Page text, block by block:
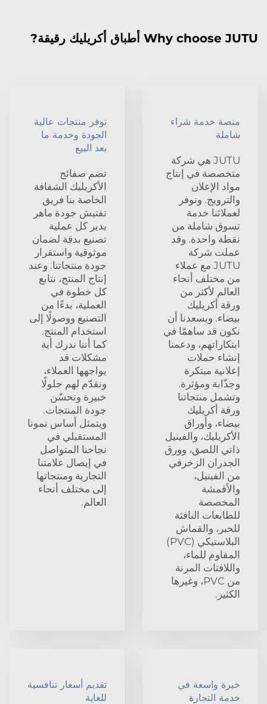
Why choose JUTU أطباق أكريليك رقيقة?
منصة خدمة شراء
شاملة
JUTU هي شركة
متخصصة في إنتاج
مواد الإعلان
والترويج. ونوفر
لعملائنا خدمة
تسوق شاملة من
نقطة واحدة. وقد
عملت شركة
JUTU مع عملاء
من مختلف أنحاء
العالم لأكثر من
ورقة أكريليك
بيضاء. ويسعدنا أن
نكون قد ساهمّا في
ابتكاراتهم، ودعمنا
إنشاء حملات
إعلانية مبتكرة
وجذّابة ومؤثرة.
وتشمل منتجاتنا
ورقة أكريليك
بيضاء، وأوراق
الأكريليك، والفينيل
ذاتي اللصق، وورق
الجدران الزخرفي
من الفينيل،
والأقمشة
المخصصة
للطابعات النافثة
للحبر، والقماش
البلاستيكي (PVC)
المقاوم للماء،
واللافتات المرنة
من PVC، وغيرها
الكثير.
توفر منتجات عالية
الجودة وخدمة ما
بعد البيع
تضم صفائح
الأكريليك الشفافة
الخاصة بنا فريق
تفتيش جودة ماهر
يدير كل عملية
تصنيع بدقة لضمان
موثوقية واستقرار
جودة منتجاتنا. وعند
إنتاج المنتج، نتابع
كل خطوة في
العملية، بدءًا من
التصنيع ووصولًا إلى
استخدام المنتج.
كما أننا ندرك أية
مشكلات قد
يواجهها العملاء،
ونقدّم لهم حلولًا
خبيرة ونحسّن
جودة المنتجات.
ويتمثل أساس نمونا
المستقبلي في
نجاحنا المتواصل
في إيصال علامتنا
التجارية ومنتجاتها
إلى مختلف أنحاء
العالم.
خبرة واسعة في
خدمة التجارة
تقديم أسعار تنافسية
للغاية